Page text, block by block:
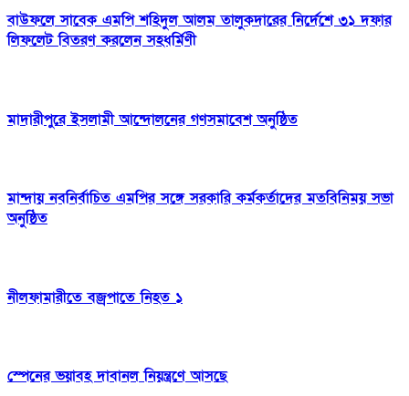
বাউফলে সাবেক এমপি শহিদুল আলম তালুকদারের নির্দেশে ৩১ দফার
লিফলেট বিতরণ করলেন সহধর্মিণী
মাদারীপুরে ইসলামী আন্দোলনের গণসমাবেশ অনুষ্ঠিত
মান্দায় নবনির্বাচিত এমপির সঙ্গে সরকারি কর্মকর্তাদের মতবিনিময় সভা
অনুষ্ঠিত
নীলফামারীতে বজ্রপাতে নিহত ১
স্পেনের ভয়াবহ দাবানল নিয়ন্ত্রণে আসছে